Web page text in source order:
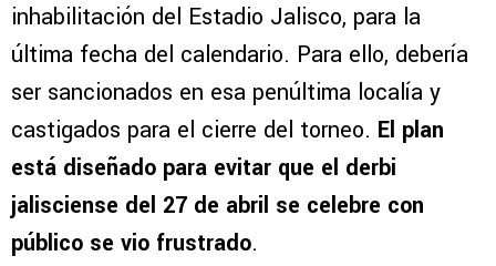
inhabilitación del Estadio Jalisco, para la
última fecha del calendario. Para ello, debería
ser sancionados en esa penúltima localía y
castigados para el cierre del torneo. El plan
está diseñado para evitar que el derbi
jalisciense del 27 de abril se celebre con
público se vio frustrado.